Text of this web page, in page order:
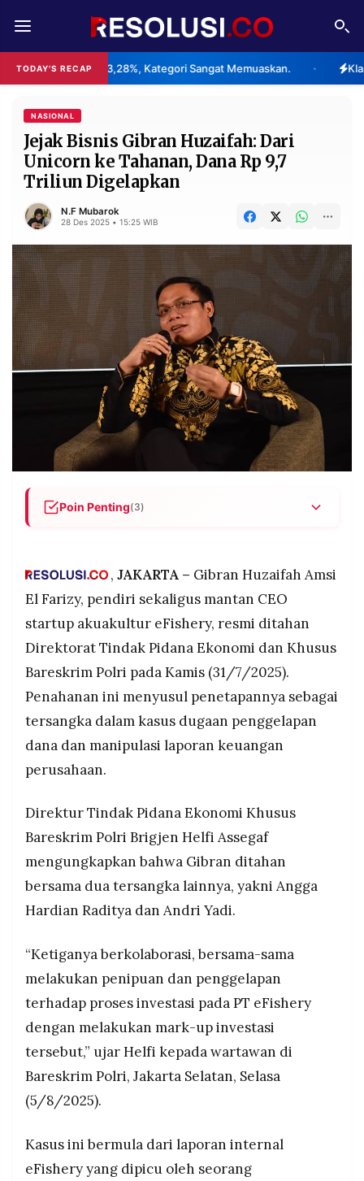
TODAY'S RECAP
83,28%, Kategori Sangat Memuaskan. • Klaster Pabrik
REDAKSI TENTANG
RESOLUSI IKLAN
RUBRIKASI
EDITORIAL AKSARA
FINANSIA PERSONA
DAERAH NASIONAL
MANCA
PRIVACY
POLICY
BERITA
WARGA
KIRIM
TULISAN
PENGADUAN TERM
SERVICE
©
RESOLUSI
PRAMUDITA
©
-
2026
PT.
RESOLUSI
PRAMUDITA
NASIONAL
Jejak Bisnis Gibran Huzaifah: Dari
Unicorn ke Tahanan, Dana Rp 9,7
Triliun Digelapkan
N.F Mubarok
28 Des 2025 • 15:25 WIB
Poin Penting(3)
dana Rp 15 miliar dan manipulasi pendapatan
bulan pada 2024.
Investigasi forensik menemukan eFishery
menggelembungkan pendapatan hingga 75
persen, melaporkan laba Rp 260 miliar padahal
sebenarnya rugi Rp 575 miliar, serta mengklaim
400.000 smart feeder padahal hanya ada
24.000 unit.
eFishery yang sempat menjadi unicorn dengan
valuasi 1,4 miliar dolar AS kini melakukan PHK
Asia Tenggara yang merusak kepercayaan
investor.
, JAKARTA – Gibran Huzaifah Amsi
El Farizy, pendiri sekaligus mantan CEO
startup akuakultur eFishery, resmi ditahan
Direktorat Tindak Pidana Ekonomi dan Khusus
Bareskrim Polri pada Kamis (31/7/2025).
Penahanan ini menyusul penetapannya sebagai
tersangka dalam kasus dugaan penggelapan
dana dan manipulasi laporan keuangan
perusahaan.
Direktur Tindak Pidana Ekonomi Khusus
Bareskrim Polri Brigjen Helfi Assegaf
mengungkapkan bahwa Gibran ditahan
bersama dua tersangka lainnya, yakni Angga
Hardian Raditya dan Andri Yadi.
“Ketiganya berkolaborasi, bersama-sama
melakukan penipuan dan penggelapan
terhadap proses investasi pada PT eFishery
dengan melakukan mark-up investasi
tersebut,” ujar Helfi kepada wartawan di
Bareskrim Polri, Jakarta Selatan, Selasa
(5/8/2025).
Kasus ini bermula dari laporan internal
eFishery yang dipicu oleh seorang